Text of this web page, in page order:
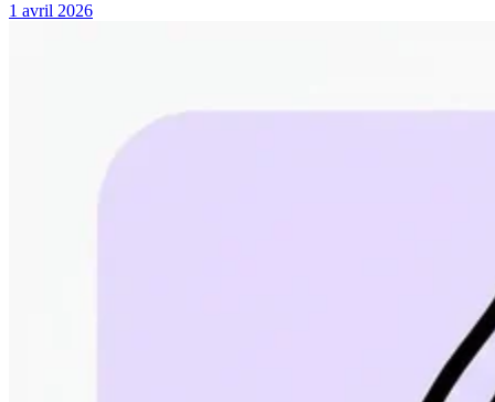
1 avril 2026